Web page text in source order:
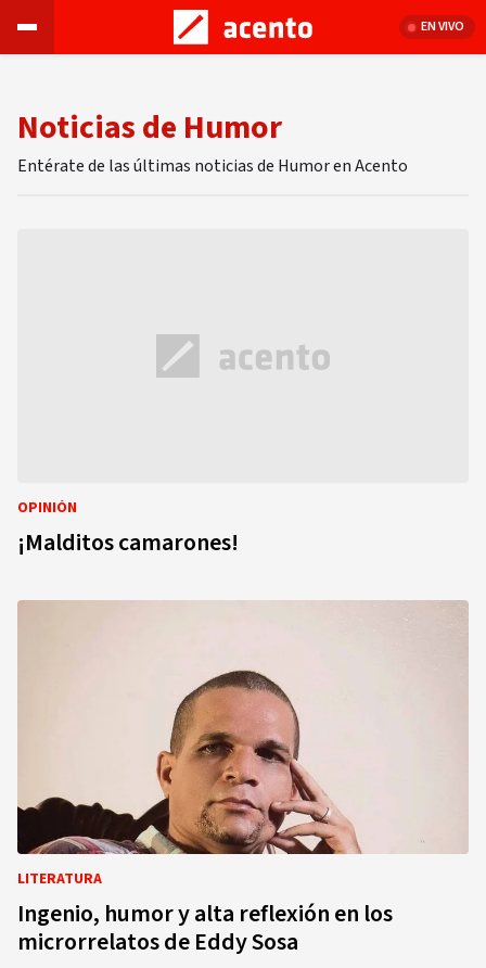
EN VIVO
Noticias de Humor
Entérate de las últimas noticias de Humor en Acento
OPINIÓN
¡Malditos camarones!
LITERATURA
Ingenio, humor y alta reflexión en los
microrrelatos de Eddy Sosa